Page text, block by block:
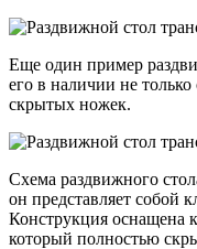
Еще один пример
его в наличии не
скрытых ножек.
Схема раздвижного
он представляет собой
Конструкция оснащена
который полностью